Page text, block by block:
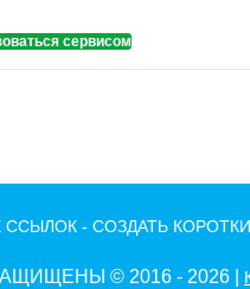
сервисом
- СОЗДАТЬ
© 2016 - 2026 |